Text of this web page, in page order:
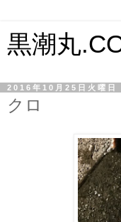
黒潮丸
2016年10月25日火曜日
クロ